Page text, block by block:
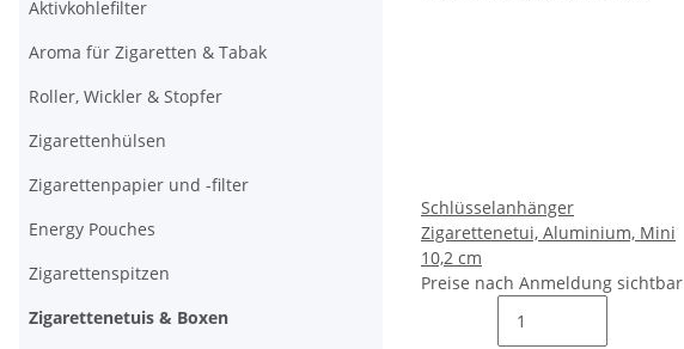
Schlüsselanhänger
Zigarettenetui, Aluminium, Mini
10,2 cm
Preise nach Anmeldung sichtbar
Aktivkohlefilter
Aroma für Zigaretten & Tabak
Roller, Wickler & Stopfer
Zigarettenhülsen
Zigarettenpapier und -filter
Energy Pouches
Zigarettenspitzen
Zigarettenetuis & Boxen